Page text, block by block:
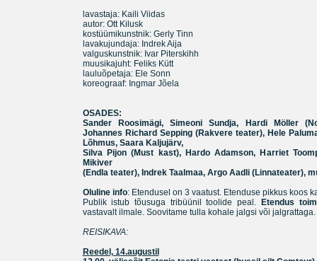
lavastaja: Kaili Viidas
autor: Ott Kilusk
kostüümikunstnik: Gerly Tinn
lavakujundaja: Indrek Aija
valguskunstnik: Ivar Piterskihh
muusikajuht: Feliks Kütt
lauluõpetaja: Ele Sonn
koreograaf: Ingmar Jõela
OSADES:
Sander Roosimägi, Simeoni Sundja, Hardi Möller
Johannes Richard Sepping (Rakvere teater), Hele
Lõhmus, Saara Kaljujärv,
Silva Pijon (Must kast), Hardo Adamson, Harriet
Mikiver
(Endla teater), Indrek Taalmaa, Argo Aadli (Linnateater),
Oluline info: Etendusel on 3 vaatust. Etenduse pikkus koos
Publik istub tõusuga tribüünil toolide peal.
Etendus
vastavalt ilmale. Soovitame tulla kohale jalgsi või jalgrattaga.
REISIKAVA:
Reedel, 14.augustil